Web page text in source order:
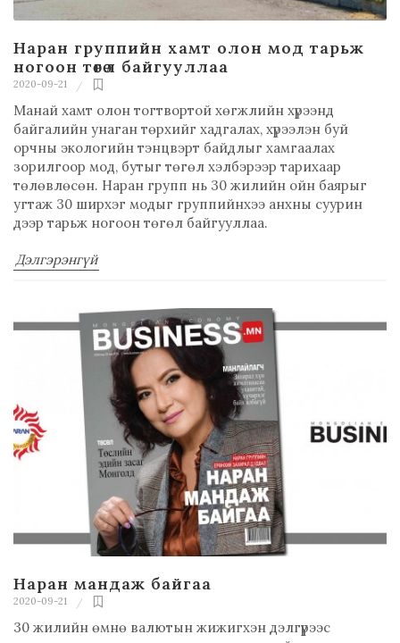
Наран группийн хамт олон мод тарьж
ногоон төгөл байгууллаа
2020-09-21
Манай хамт олон тогтвортой хөгжлийн хүрээнд
байгалийн унаган төрхийг хадгалах, хүрээлэн буй
орчны экологийн тэнцвэрт байдлыг хамгаалах
зорилгоор мод, бутыг төгөл хэлбэрээр тарихаар
төлөвлөсөн. Наран групп нь 30 жилийн ойн баярыг
угтаж 30 ширхэг модыг группийнхээ анхны суурин
дээр тарьж ногоон төгөл байгууллаа.
Дэлгэрэнгүй
Наран мандаж байгаа
2020-09-21
30 жилийн өмнө валютын жижигхэн дэлгүүрээс